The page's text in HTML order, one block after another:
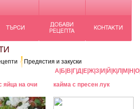
Предястия и закуски
А Б В Г Д Е Ж З И Й К Л М Н О
яйца на очи
кайма с пресен лук